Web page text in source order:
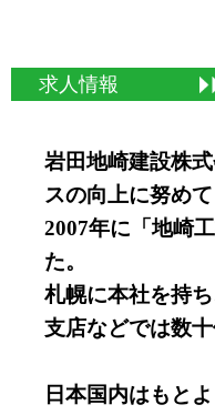
求人情報
岩田地崎建設株
スの向上に努めて
2007年に「地崎
た。
札幌に本社を持
支店などでは数
日本国内はもと